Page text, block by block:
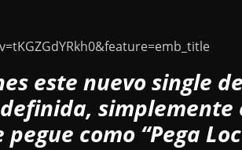
este nuevo single de
simplemente
como “Pega